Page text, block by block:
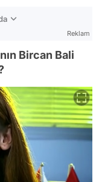
Reklam
Bircan Bali